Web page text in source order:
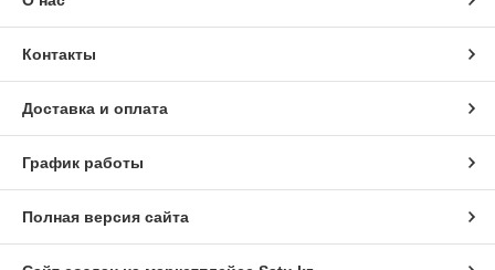
Контакты
Доставка и оплата
График работы
Полная версия сайта